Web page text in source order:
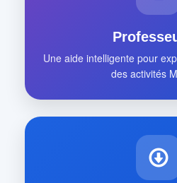
Une aide intelligente pour
des activités